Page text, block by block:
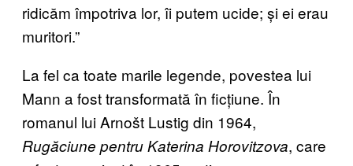
ridicăm împotriva lor, îi putem ucide; și ei erau
muritori.”
La fel ca toate marile legende, povestea lui
Mann a fost transformată în ficțiune. În
romanul lui Arnošt Lustig din 1964,
Rugăciune pentru Katerina Horovitzova, care